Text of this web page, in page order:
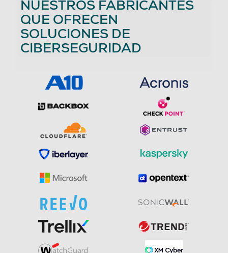
NUESTROS FABRICANTES
QUE OFRECEN
SOLUCIONES DE
CIBERSEGURIDAD